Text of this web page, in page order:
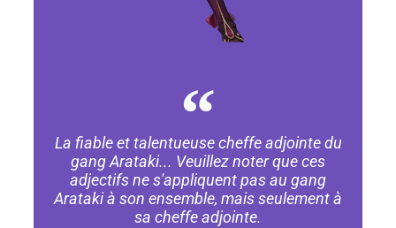
La fiable et talentueuse cheffe adjointe du
gang Arataki... Veuillez noter que ces
adjectifs ne s'appliquent pas au gang
Arataki à son ensemble, mais seulement à
sa cheffe adjointe.